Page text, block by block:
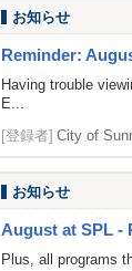
お知らせ
Reminder:
Having trouble
E...
[登録者] City of
お知らせ
August at SPL -
Plus, all programs